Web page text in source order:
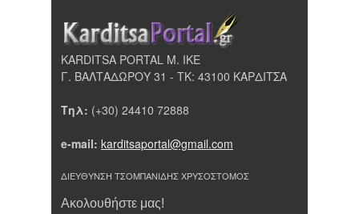
KARDITSA PORTAL Μ. ΙΚΕ
Γ. ΒΑΛΤΑΔΩΡΟΥ 31 - ΤΚ: 43100 ΚΑΡΔΙΤΣΑ
Τηλ: (+30) 24410 72888
e-mail: karditsaportal@gmail.com
ΔΙΕΥΘΥΝΣΗ ΤΣΟΜΠΑΝΙΔΗΣ ΧΡΥΣΟΣΤΟΜΟΣ
Ακολουθήστε μας!